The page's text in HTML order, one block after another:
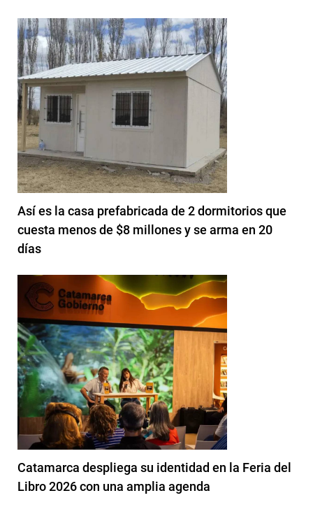
Así es la casa prefabricada de 2 dormitorios que
cuesta menos de $8 millones y se arma en 20
días
Catamarca despliega su identidad en la Feria del
Libro 2026 con una amplia agenda